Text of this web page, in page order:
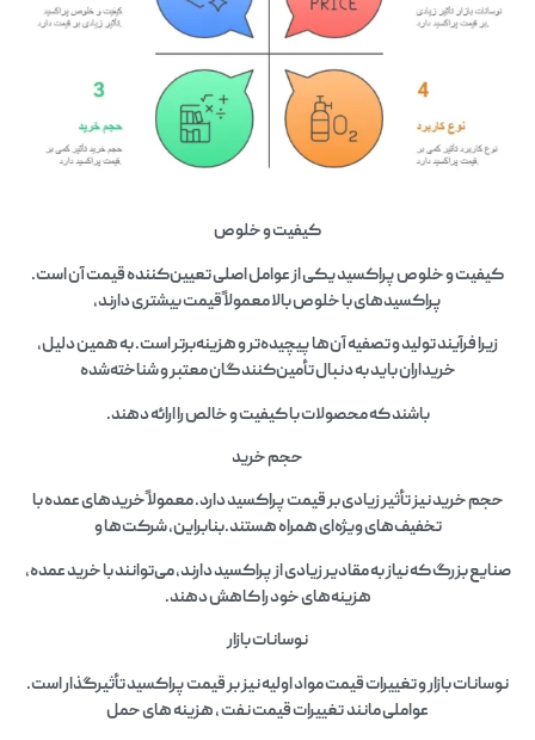
کیفیت و خلوص
کیفیت و خلوص پراکسید یکی از عوامل اصلی تعیین‌کننده قیمت آن است.
پراکسیدهای با خلوص بالا معمولاً قیمت بیشتری دارند،
زیرا فرآیند تولید و تصفیه آن‌ها پیچیده‌تر و هزینه‌برتر است. به همین دلیل،
خریداران باید به دنبال تأمین‌کنندگان معتبر و شناخته‌شده
باشند که محصولات با کیفیت و خالص را ارائه دهند.
حجم خرید
حجم خرید نیز تأثیر زیادی بر قیمت پراکسید دارد. معمولاً خریدهای عمده با
تخفیف‌های ویژه‌ای همراه هستند.بنابراین، شرکت‌ها و
صنایع بزرگ که نیاز به مقادیر زیادی از پراکسید دارند، می‌توانند با خرید عمده،
هزینه‌های خود را کاهش دهند.
نوسانات بازار
نوسانات بازار و تغییرات قیمت مواد اولیه نیز بر قیمت پراکسید تأثیرگذار است.
عواملی مانند تغییرات قیمت نفت ، هزینه‌ های حمل